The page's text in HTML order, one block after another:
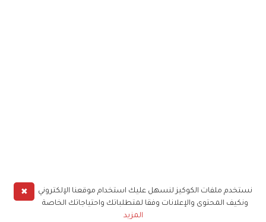
✖
نستخدم ملفات الكوكيز لنسهل عليك استخدام موقعنا الإلكتروني
ونكيف المحتوى والإعلانات وفقا لمتطلباتك واحتياجاتك الخاصة
المزيد